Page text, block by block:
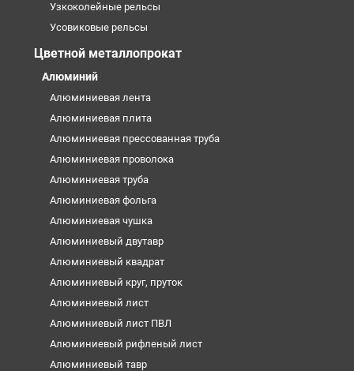
Узкоколейные рельсы
Усовиковые рельсы
Цветной металлопрокат
Алюминий
Алюминиевая лента
Алюминиевая плита
Алюминиевая прессованная труба
Алюминиевая проволока
Алюминиевая труба
Алюминиевая фольга
Алюминиевая чушка
Алюминиевый двутавр
Алюминиевый квадрат
Алюминиевый круг, пруток
Алюминиевый лист
Алюминиевый лист ПВЛ
Алюминиевый рифленый лист
Алюминиевый тавр